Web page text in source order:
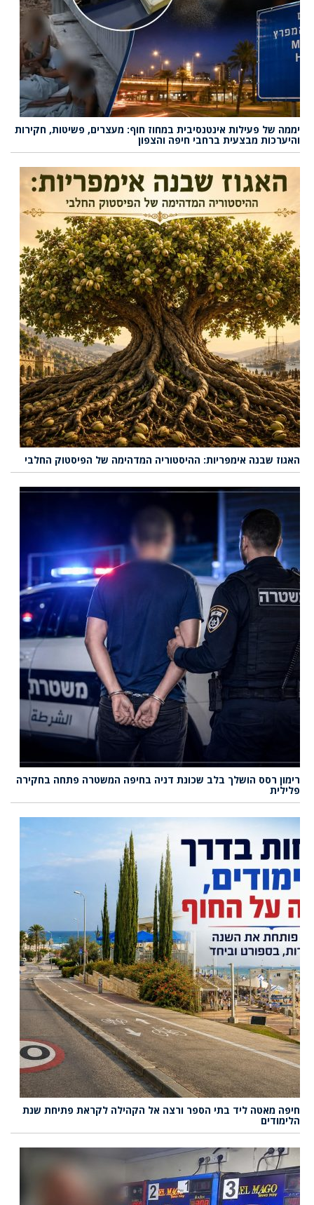
יממה של פעילות אינטנסיבית במחוז חוף: מעצרים, פשיטות, חקירות
והיערכות מבצעית ברחבי חיפה והצפון
האגוז שבנה אימפריות: ההיסטוריה המדהימה של הפיסטוק החלבי
רימון רסס הושלך בלב שכונת דניה בחיפה המשטרה פתחה בחקירה
פלילית
חיפה מאטה ליד בתי הספר ורצה אל הקהילה לקראת פתיחת שנת
הלימודים